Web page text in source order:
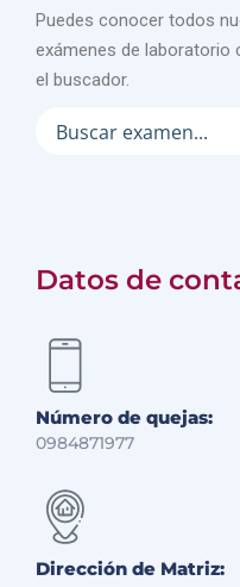
Puedes conocer todos
exámenes de laboratorio
el buscador.
Datos de
Número de quejas:
0984871977
Dirección de Matriz: